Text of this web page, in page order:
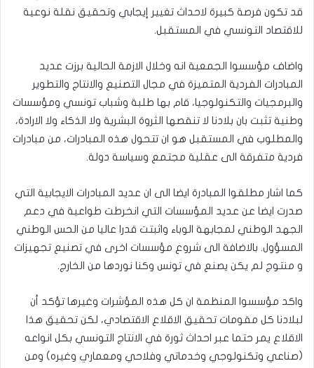
قد تكون فرصة كبيرة لاحداث تغيير إيجابي وتحقيق نقلة نوعية
للاقتصاد التونسي في المستقبل.
واضاف مؤسسوا الجمعية انه وخلال الازمة الحالية برزت عديد
المبادرات الفردية المتميزة في مجال التصنيع والانتاج والتطوير
والبرمجيات والتكنولوجيا، قام بها طلبة وشباب تونسي ومؤسسات
وطنية تثبت بان بلادنا لا تنقصها الثروة البشرية ولا الذكاء ولا الارادة،
والمطلوب في المستقبل هو ان تتحول هذه المبادرات، من مبادرات
فردية متفرقة الى عقلية مجتمع وسياسة دولة.
كما اشار مطلقوا المبادرة ايضا الى ان عديد المبادرات الايجابية التي
صدرت ايضا عن عديد المؤسسات التي انخرطت طواعية في دعم
الجهد الوطني لمجابهة الوباء واثبتت قدرا عاليا من الحس الوطني
المسؤول. بالاضافة الى شروع مؤسسات اخرى في تصنيع تجهيزات
و منتوج لم يكن يصنع في تونس وكنا نوردها من الخارج.
واكد مؤسسوا المنظمة ان كل هذه المؤشرات وغيرها تؤكد أن
لبلادنا كل مقومات تحقيق الاقلاع الاقتصادي، لكن تحقيق هذا
الاقلاع يمر حتما عبر احداث ثورة في الانتاج التونسي بكل انواعه
(صناعي وتكنولوجي وخدماتي وفلاحي ومعماري وغيره) ومن